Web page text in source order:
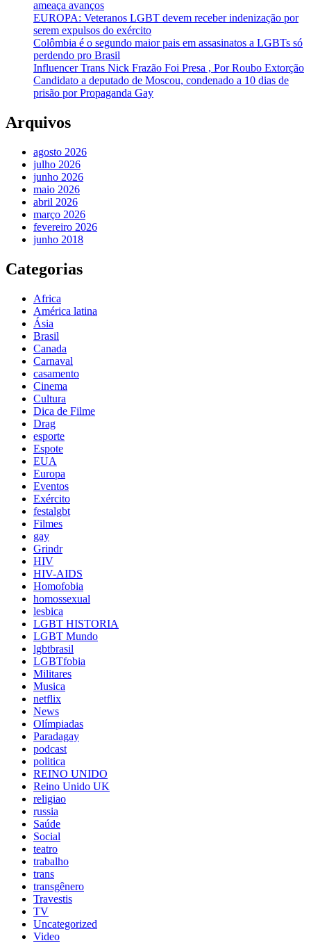
ameaça avanços
EUROPA: Veteranos LGBT devem receber indenização por
serem expulsos do exército
Colômbia é o segundo maior pais em assasinatos a LGBTs só
perdendo pro Brasil
Influencer Trans Nick Frazão Foi Presa , Por Roubo Extorção
Candidato a deputado de Moscou, condenado a 10 dias de
prisão por Propaganda Gay
Arquivos
agosto 2026
julho 2026
junho 2026
maio 2026
abril 2026
março 2026
fevereiro 2026
junho 2018
Categorias
Africa
América latina
Ásia
Brasil
Canada
Carnaval
casamento
Cinema
Cultura
Dica de Filme
Drag
esporte
Espote
EUA
Europa
Eventos
Exército
festalgbt
Filmes
gay
Grindr
HIV
HIV-AIDS
Homofobia
homossexual
lesbica
LGBT HISTORIA
LGBT Mundo
lgbtbrasil
LGBTfobia
Militares
Musica
netflix
News
Olímpiadas
Paradagay
podcast
politica
REINO UNIDO
Reino Unido UK
religiao
russia
Saúde
Social
teatro
trabalho
trans
transgênero
Travestis
TV
Uncategorized
Video